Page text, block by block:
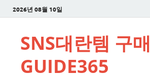
2026년 08월 10일
SNS대란템 구매
GUIDE365